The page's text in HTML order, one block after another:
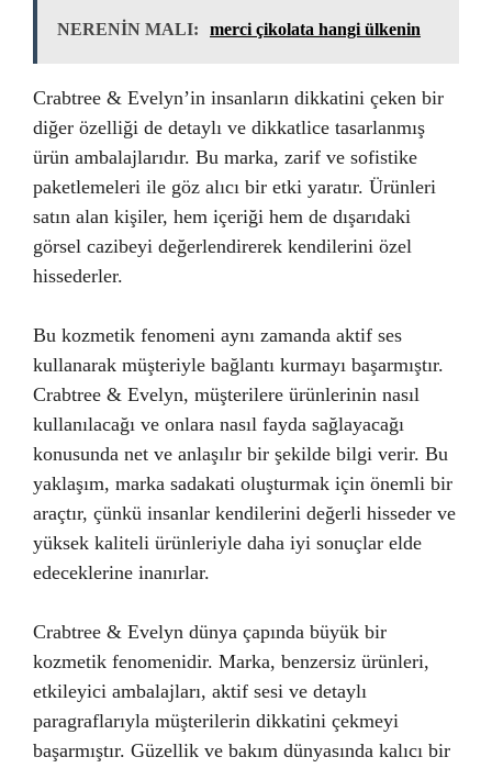
NERENİN MALI: merci çikolata hangi ülkenin
Crabtree & Evelyn’in insanların dikkatini çeken bir
diğer özelliği de detaylı ve dikkatlice tasarlanmış
ürün ambalajlarıdır. Bu marka, zarif ve sofistike
paketlemeleri ile göz alıcı bir etki yaratır. Ürünleri
satın alan kişiler, hem içeriği hem de dışarıdaki
görsel cazibeyi değerlendirerek kendilerini özel
hissederler.
Bu kozmetik fenomeni aynı zamanda aktif ses
kullanarak müşteriyle bağlantı kurmayı başarmıştır.
Crabtree & Evelyn, müşterilere ürünlerinin nasıl
kullanılacağı ve onlara nasıl fayda sağlayacağı
konusunda net ve anlaşılır bir şekilde bilgi verir. Bu
yaklaşım, marka sadakati oluşturmak için önemli bir
araçtır, çünkü insanlar kendilerini değerli hisseder ve
yüksek kaliteli ürünleriyle daha iyi sonuçlar elde
edeceklerine inanırlar.
Crabtree & Evelyn dünya çapında büyük bir
kozmetik fenomenidir. Marka, benzersiz ürünleri,
etkileyici ambalajları, aktif sesi ve detaylı
paragraflarıyla müşterilerin dikkatini çekmeyi
başarmıştır. Güzellik ve bakım dünyasında kalıcı bir